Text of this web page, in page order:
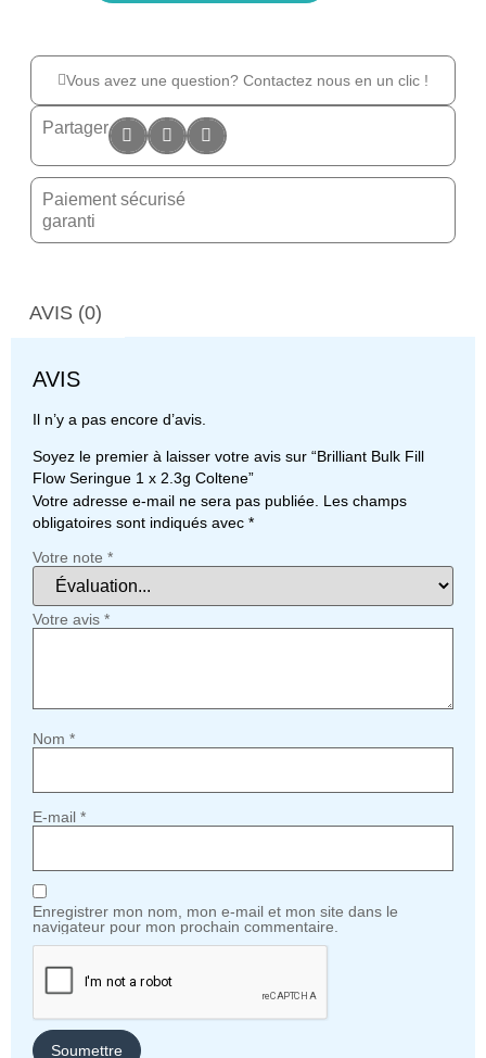
Vous avez une question? Contactez nous en un clic !
Partager
Paiement sécurisé
garanti
AVIS (0)
AVIS
Il n’y a pas encore d’avis.
Soyez le premier à laisser votre avis sur “Brilliant Bulk Fill
Flow Seringue 1 x 2.3g Coltene”
Votre adresse e-mail ne sera pas publiée. Les champs
obligatoires sont indiqués avec *
Votre note *
Votre avis *
Nom *
E-mail *
Enregistrer mon nom, mon e-mail et mon site dans le
navigateur pour mon prochain commentaire.